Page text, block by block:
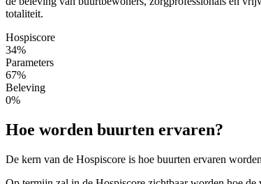
totaliteit.
Hospiscore
34%
Parameters
67%
Beleving
0%
Hoe worden buurten ervaren?
De kern van de Hospiscore is hoe buurten ervaren